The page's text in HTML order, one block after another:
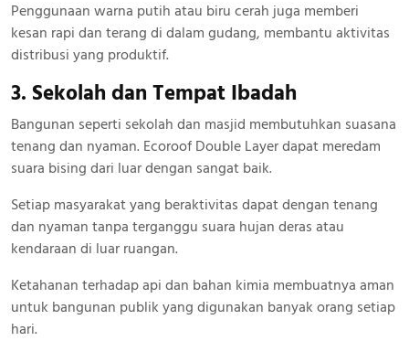
Penggunaan warna putih atau biru cerah juga memberi
kesan rapi dan terang di dalam gudang, membantu aktivitas
distribusi yang produktif.
3. Sekolah dan Tempat Ibadah
Bangunan seperti sekolah dan masjid membutuhkan suasana
tenang dan nyaman. Ecoroof Double Layer dapat meredam
suara bising dari luar dengan sangat baik.
Setiap masyarakat yang beraktivitas dapat dengan tenang
dan nyaman tanpa terganggu suara hujan deras atau
kendaraan di luar ruangan.
Ketahanan terhadap api dan bahan kimia membuatnya aman
untuk bangunan publik yang digunakan banyak orang setiap
hari.